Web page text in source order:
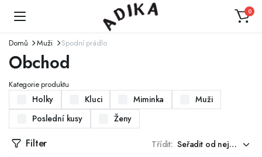
0
Domů Muži Spodní prádlo
Obchod
Kategorie produktu
Holky Kluci Miminka
Muži
Poslední kusy
Ženy
Filter Třídit: